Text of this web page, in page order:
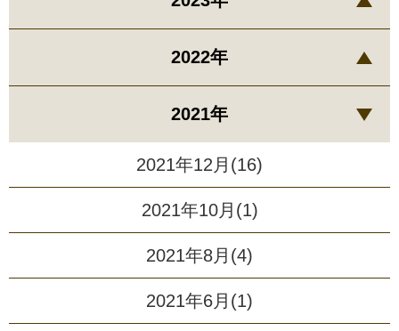
2022年
2021年
2021年12月(16)
2021年10月(1)
2021年8月(4)
2021年6月(1)